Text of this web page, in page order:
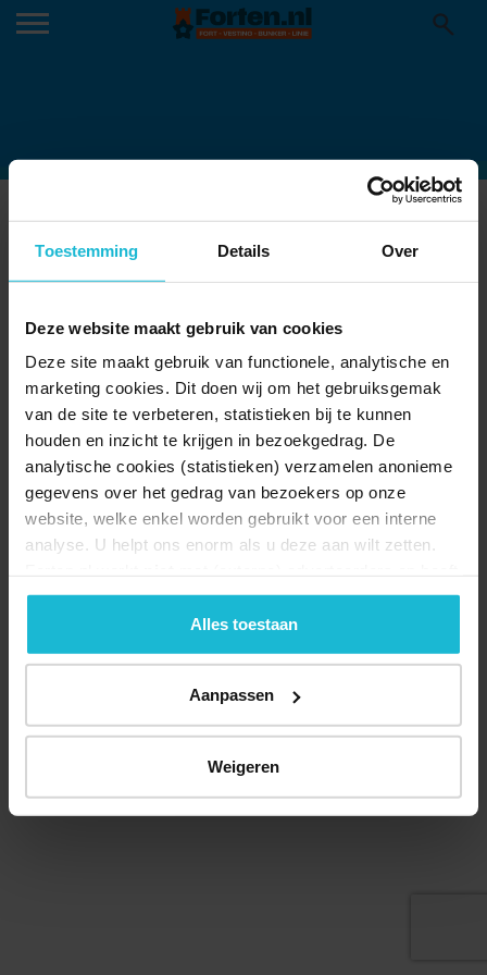
Toestemming Details Over
Deze website maakt gebruik van cookies
Deze site maakt gebruik van functionele, analytische en
marketing cookies. Dit doen wij om het gebruiksgemak
van de site te verbeteren, statistieken bij te kunnen
houden en inzicht te krijgen in bezoekgedrag. De
analytische cookies (statistieken) verzamelen anonieme
gegevens over het gedrag van bezoekers op onze
website, welke enkel worden gebruikt voor een interne
analyse. U helpt ons enorm als u deze aan wilt zetten.
geen commerciële doelstelling. U kunt deze cookies via
de knoppen accepteren, beheren of weigeren.
Alles toestaan
Aanpassen
Weigeren
© 2026 Stichting Forten Nederland
Over ons
Doneer nu Disclaimer
Contact